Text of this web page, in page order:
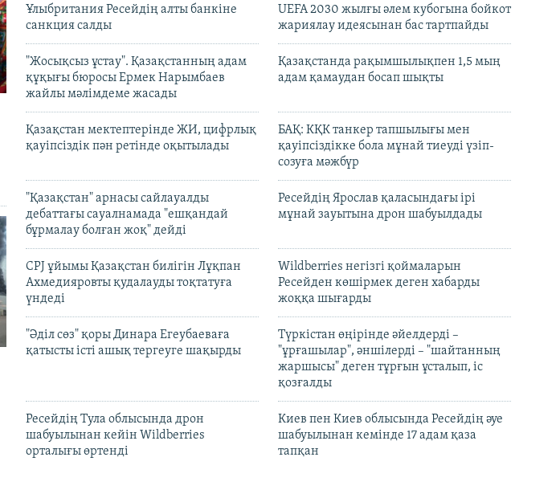
Ұлыбритания Ресейдің алты банкіне
санкция салды
UEFA 2030 жылғы әлем кубогына бойкот
жариялау идеясынан бас тартпайды
"Жосықсыз ұстау". Қазақстанның адам
құқығы бюросы Ермек Нарымбаев
жайлы мәлімдеме жасады
Қазақстанда рақымшылықпен 1,5 мың
адам қамаудан босап шықты
Қазақстан мектептерінде ЖИ, цифрлық
қауіпсіздік пән ретінде оқытылады
БАҚ: КҚК танкер тапшылығы мен
қауіпсіздікке бола мұнай тиеуді үзіп-
созуға мәжбүр
"Қазақстан" арнасы сайлауалды
дебаттағы сауалнамада "ешқандай
бұрмалау болған жоқ" дейді
Ресейдің Ярослав қаласындағы ірі
мұнай зауытына дрон шабуылдады
CPJ ұйымы Қазақстан билігін Лұқпан
Ахмедияровты қудалауды тоқтатуға
үндеді
Wildberries негізгі қоймаларын
Ресейден көшірмек деген хабарды
жоққа шығарды
"Әділ сөз" қоры Динара Егеубаеваға
қатысты істі ашық тергеуге шақырды
Түркістан өңірінде әйелдерді –
"ұрғашылар", әншілерді – "шайтанның
жаршысы" деген тұрғын ұсталып, іс
қозғалды
Ресейдің Тула облысында дрон
шабуылынан кейін Wildberries
орталығы өртенді
Киев пен Киев облысында Ресейдің әуе
шабуылынан кемінде 17 адам қаза
тапқан